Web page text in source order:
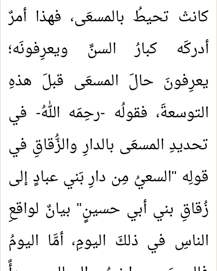
كانتْ تحيطُ بالمسعَى، فهذا أمرٌ
أدركَه كبارُ السنِّ ويعرِفونَه؛
يعرِفونَ حالَ المسعَى قبلَ هذهِ
التوسعةَ، فقولُه -رحِمَه اللهُ- في
تحديدِ المسعَى بالدارِ والزُّقاقِ في
قولِه "السعيُ مِن دارِ بَني عبادٍ إلى
زُقاقِ بني أبي حسينٍ" بيانٌ لواقعِ
الناسِ في ذلكَ اليومِ، أمَّا اليومُ